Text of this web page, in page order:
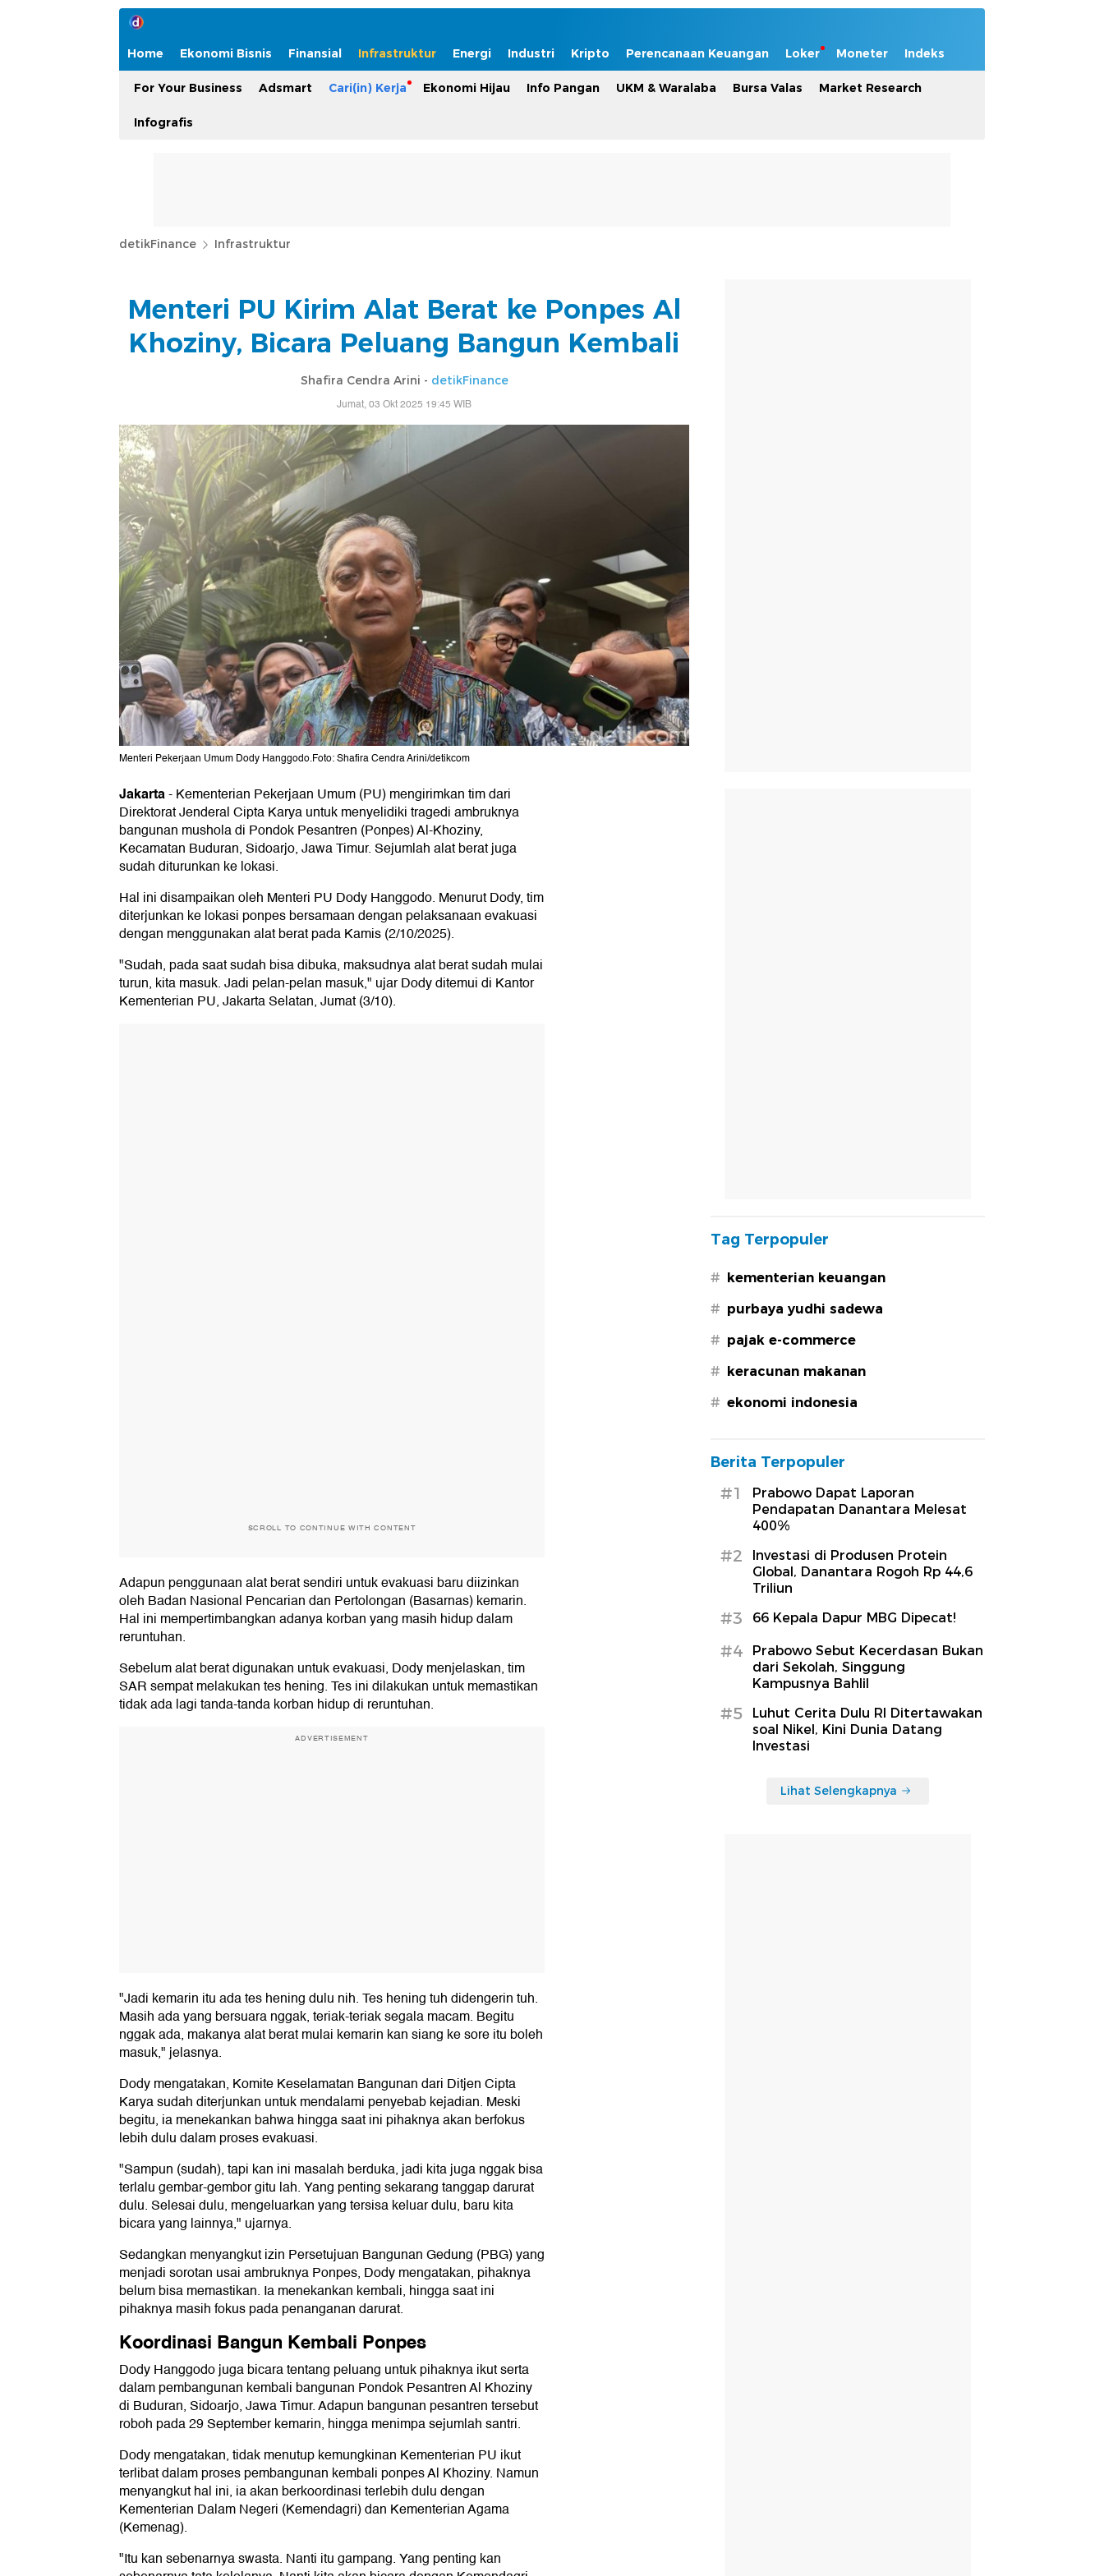
Home Ekonomi Bisnis Finansial Infrastruktur Energi Industri Kripto Perencanaan Keuangan Loker Moneter Indeks
For Your Business Adsmart Cari(in) Kerja Ekonomi Hijau Info Pangan UKM & Waralaba Bursa Valas Market Research
Infografis
detikFinance Infrastruktur
Menteri PU Kirim Alat Berat ke Ponpes Al
Khoziny, Bicara Peluang Bangun Kembali
Shafira Cendra Arini - detikFinance
Jumat, 03 Okt 2025 19:45 WIB
Menteri Pekerjaan Umum Dody Hanggodo.Foto: Shafira Cendra Arini/detikcom
Jakarta-Kementerian Pekerjaan Umum (PU) mengirimkan tim dari
Direktorat Jenderal Cipta Karya untuk menyelidiki tragedi ambruknya
bangunan mushola di Pondok Pesantren (Ponpes) Al-Khoziny,
Kecamatan Buduran, Sidoarjo, Jawa Timur. Sejumlah alat berat juga
sudah diturunkan ke lokasi.
Hal ini disampaikan oleh Menteri PU Dody Hanggodo. Menurut Dody, tim
diterjunkan ke lokasi ponpes bersamaan dengan pelaksanaan evakuasi
dengan menggunakan alat berat pada Kamis (2/10/2025).
"Sudah, pada saat sudah bisa dibuka, maksudnya alat berat sudah mulai
turun, kita masuk. Jadi pelan-pelan masuk," ujar Dody ditemui di Kantor
Kementerian PU, Jakarta Selatan, Jumat (3/10).
SCROLL TO CONTINUE WITH CONTENT
Adapun penggunaan alat berat sendiri untuk evakuasi baru diizinkan
oleh Badan Nasional Pencarian dan Pertolongan (Basarnas) kemarin.
Hal ini mempertimbangkan adanya korban yang masih hidup dalam
reruntuhan.
Sebelum alat berat digunakan untuk evakuasi, Dody menjelaskan, tim
SAR sempat melakukan tes hening. Tes ini dilakukan untuk memastikan
tidak ada lagi tanda-tanda korban hidup di reruntuhan.
ADVERTISEMENT
"Jadi kemarin itu ada tes hening dulu nih. Tes hening tuh didengerin tuh.
Masih ada yang bersuara nggak, teriak-teriak segala macam. Begitu
nggak ada, makanya alat berat mulai kemarin kan siang ke sore itu boleh
masuk," jelasnya.
Dody mengatakan, Komite Keselamatan Bangunan dari Ditjen Cipta
Karya sudah diterjunkan untuk mendalami penyebab kejadian. Meski
begitu, ia menekankan bahwa hingga saat ini pihaknya akan berfokus
lebih dulu dalam proses evakuasi.
"Sampun (sudah), tapi kan ini masalah berduka, jadi kita juga nggak bisa
terlalu gembar-gembor gitu lah. Yang penting sekarang tanggap darurat
dulu. Selesai dulu, mengeluarkan yang tersisa keluar dulu, baru kita
bicara yang lainnya," ujarnya.
Sedangkan menyangkut izin Persetujuan Bangunan Gedung (PBG) yang
menjadi sorotan usai ambruknya Ponpes, Dody mengatakan, pihaknya
belum bisa memastikan. Ia menekankan kembali, hingga saat ini
pihaknya masih fokus pada penanganan darurat.
Koordinasi Bangun Kembali Ponpes
Dody Hanggodo juga bicara tentang peluang untuk pihaknya ikut serta
dalam pembangunan kembali bangunan Pondok Pesantren Al Khoziny
di Buduran, Sidoarjo, Jawa Timur. Adapun bangunan pesantren tersebut
roboh pada 29 September kemarin, hingga menimpa sejumlah santri.
Dody mengatakan, tidak menutup kemungkinan Kementerian PU ikut
terlibat dalam proses pembangunan kembali ponpes Al Khoziny. Namun
menyangkut hal ini, ia akan berkoordinasi terlebih dulu dengan
Kementerian Dalam Negeri (Kemendagri) dan Kementerian Agama
(Kemenag).
"Itu kan sebenarnya swasta. Nanti itu gampang. Yang penting kan
Tag Terpopuler
# kementerian keuangan
# purbaya yudhi sadewa
# pajak e-commerce
# keracunan makanan
# ekonomi indonesia
Berita Terpopuler
#1
Prabowo Dapat Laporan
Pendapatan Danantara Melesat
400%
#2
Investasi di Produsen Protein
Global, Danantara Rogoh Rp 44,6
Triliun
#3 66 Kepala Dapur MBG Dipecat!
#4
Prabowo Sebut Kecerdasan Bukan
dari Sekolah, Singgung
Kampusnya Bahlil
#5
Luhut Cerita Dulu RI Ditertawakan
soal Nikel, Kini Dunia Datang
Investasi
Lihat Selengkapnya